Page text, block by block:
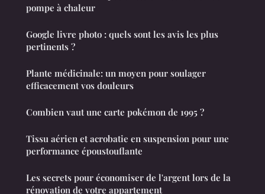
pompe à chaleur
Google livre photo : quels sont les avis les plus
pertinents ?
Plante médicinale: un moyen pour soulager
efficacement vos douleurs
Combien vaut une carte pokémon de 1995 ?
Tissu aérien et acrobatie en suspension pour une
performance époustouflante
Les secrets pour économiser de l'argent lors de la
rénovation de votre appartement